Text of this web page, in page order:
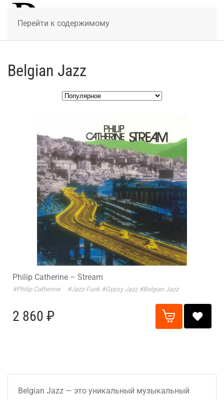
Перейти к содержимому
Belgian Jazz
Philip Catherine – Stream
#Philip Catherine #Jazz-Funk #Gypsy Jazz #Belgian Jazz
2 860 ₽
Belgian Jazz — это уникальный музыкальный